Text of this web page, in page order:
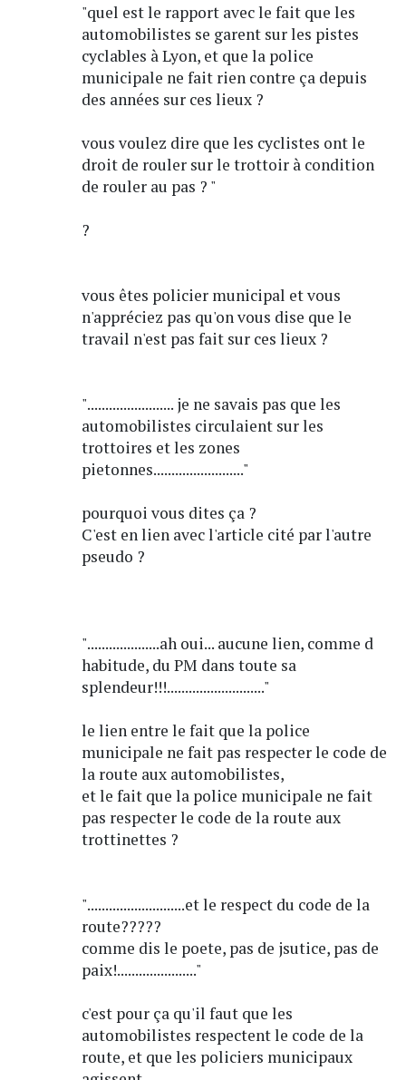
"quel est le rapport avec le fait que les
automobilistes se garent sur les pistes
cyclables à Lyon, et que la police
municipale ne fait rien contre ça depuis
des années sur ces lieux ?
vous voulez dire que les cyclistes ont le
droit de rouler sur le trottoir à condition
de rouler au pas ? "
?
vous êtes policier municipal et vous
n'appréciez pas qu'on vous dise que le
travail n'est pas fait sur ces lieux ?
"........................ je ne savais pas que les
automobilistes circulaient sur les
trottoires et les zones
pietonnes........................."
pourquoi vous dites ça ?
C'est en lien avec l'article cité par l'autre
pseudo ?
"....................ah oui... aucune lien, comme d
habitude, du PM dans toute sa
splendeur!!!..........................."
le lien entre le fait que la police
municipale ne fait pas respecter le code de
la route aux automobilistes,
et le fait que la police municipale ne fait
pas respecter le code de la route aux
trottinettes ?
"...........................et le respect du code de la
route?????
comme dis le poete, pas de jsutice, pas de
paix!......................"
c'est pour ça qu'il faut que les
automobilistes respectent le code de la
route, et que les policiers municipaux